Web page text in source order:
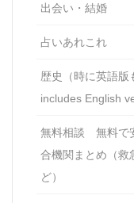
出会い・結婚
占いあれこれ
歴史（時に英語版
includes English
無料相談 無料で
合機関まとめ（救
ど）